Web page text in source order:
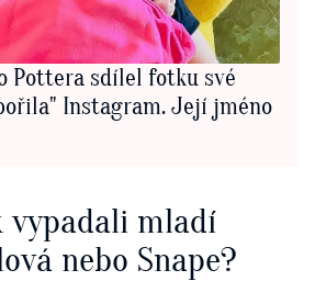
Pottera sdílel fotku své
Instagram. Její jméno
vypadali mladí
nebo Snape?